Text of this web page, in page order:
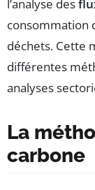
l’analyse des
consommation
déchets. Cette
différentes
analyses
La
carbone